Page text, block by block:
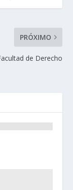
PRÓXIMO
de Derecho